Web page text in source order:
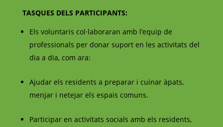
TASQUES DELS PARTICIPANTS:
Els voluntaris col·laboraran amb l’equip de
professionals per donar suport en les activitats del
dia a dia, com ara:
Ajudar els residents a preparar i cuinar àpats,
menjar i netejar els espais comuns.
Participar en activitats socials amb els residents,